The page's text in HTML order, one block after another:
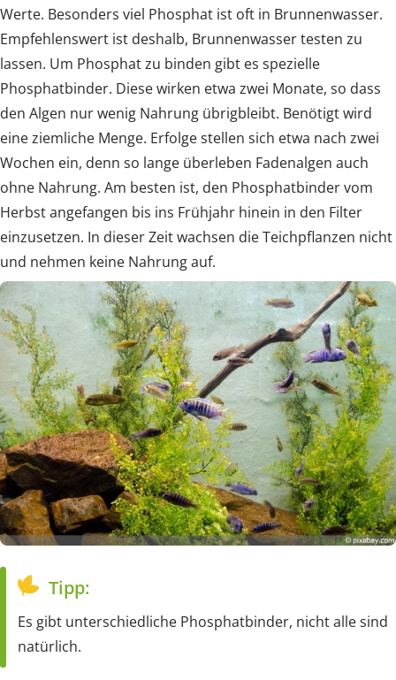
Werte. Besonders viel Phosphat ist oft in Brunnenwasser.
Empfehlenswert ist deshalb, Brunnenwasser testen zu
lassen. Um Phosphat zu binden gibt es spezielle
Phosphatbinder. Diese wirken etwa zwei Monate, so dass
den Algen nur wenig Nahrung übrigbleibt. Benötigt wird
eine ziemliche Menge. Erfolge stellen sich etwa nach zwei
Wochen ein, denn so lange überleben Fadenalgen auch
ohne Nahrung. Am besten ist, den Phosphatbinder vom
Herbst angefangen bis ins Frühjahr hinein in den Filter
einzusetzen. In dieser Zeit wachsen die Teichpflanzen nicht
und nehmen keine Nahrung auf.
Tipp:
Es gibt unterschiedliche Phosphatbinder, nicht alle sind
natürlich.